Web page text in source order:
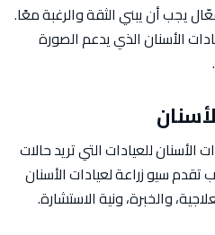
يجب أن يبني الثقة والرغبة معًا.
الأسنان الذي يدعم الصورة
الأسنان للعيادات التي تريد حالات
تقدم سيو زراعة لعيادات الأسنان
والخبرة، ونية الاستشارة.